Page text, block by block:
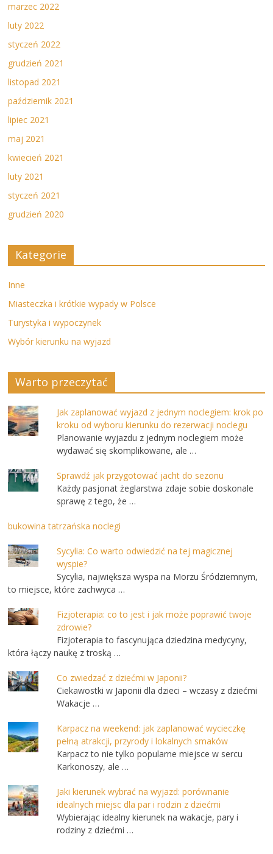
marzec 2022
luty 2022
styczeń 2022
grudzień 2021
listopad 2021
październik 2021
lipiec 2021
maj 2021
kwiecień 2021
luty 2021
styczeń 2021
grudzień 2020
Kategorie
Inne
Miasteczka i krótkie wypady w Polsce
Turystyka i wypoczynek
Wybór kierunku na wyjazd
Warto przeczytać
Jak zaplanować wyjazd z jednym noclegiem: krok po
kroku od wyboru kierunku do rezerwacji noclegu
Planowanie wyjazdu z jednym noclegiem może
wydawać się skomplikowane, ale …
Sprawdź jak przygotować jacht do sezonu
Każdy pasjonat żeglarstwa zdaje sobie doskonale
sprawę z tego, że …
bukowina tatrzańska noclegi
Sycylia: Co warto odwiedzić na tej magicznej
wyspie?
Sycylia, największa wyspa na Morzu Śródziemnym,
to miejsce, które zachwyca …
Fizjoterapia: co to jest i jak może poprawić twoje
zdrowie?
Fizjoterapia to fascynująca dziedzina medycyny,
która łączy naukę z troską …
Co zwiedzać z dziećmi w Japonii?
Ciekawostki w Japonii dla dzieci – wczasy z dziećmi
Wakacje …
Karpacz na weekend: jak zaplanować wycieczkę
pełną atrakcji, przyrody i lokalnych smaków
Karpacz to nie tylko popularne miejsce w sercu
Karkonoszy, ale …
Jaki kierunek wybrać na wyjazd: porównanie
idealnych miejsc dla par i rodzin z dziećmi
Wybierając idealny kierunek na wakacje, pary i
rodziny z dziećmi …